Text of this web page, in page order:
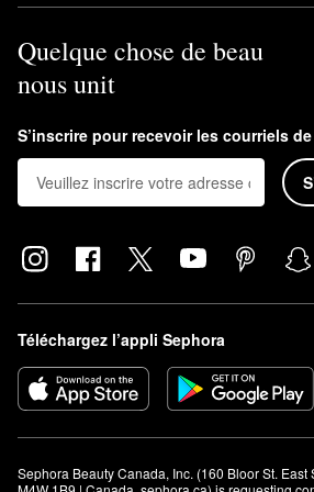
Quelque chose de beau
nous unit
S’inscrire pour recevoir les courriels
Téléchargez l’appli Sephora
Sephora Beauty Canada, Inc. (160 Bloor St. East